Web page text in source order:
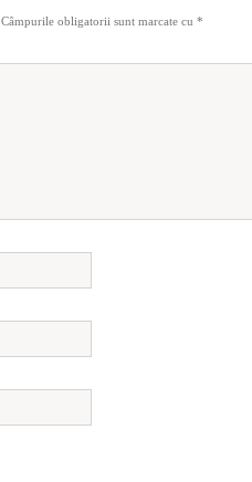
Câmpurile obligatorii sunt marcate cu *